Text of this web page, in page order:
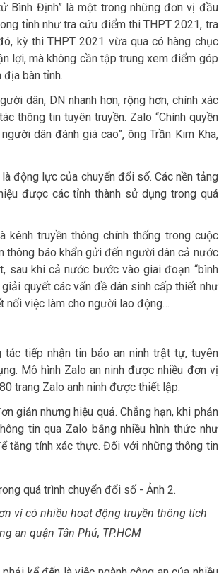
Bình Định” là một trong những đơn vị đầu
tỉnh như tra cứu điểm thi THPT 2021, tra
kỳ thi THPT 2021 vừa qua có hàng chục
lợi, mà không cần tập trung xem điểm góp
địa bàn tỉnh.
dân, DN nhanh hơn, rộng hơn, chính xác
thông tin tuyên truyền. Zalo “Chính quyền
dân đánh giá cao”, ông Trần Kim Kha,
động lực của chuyển đổi số. Các nền tảng
được các tỉnh thành sử dụng trong quá
truyền thông chính thống trong cuộc
thông báo khẩn gửi đến người dân cả nước
sau khi cả nước bước vào giai đoạn “bình
quyết các vấn đề dân sinh cấp thiết như
nối việc làm cho người lao động…
tiếp nhận tin báo an ninh trật tự, tuyên
Mô hình Zalo an ninh được nhiều đơn vị
trang Zalo anh ninh được thiết lập.
giản nhưng hiệu quả. Chẳng hạn, khi phản
tin qua Zalo bằng nhiều hình thức như
tăng tính xác thực. Đối với những thông tin
vị có nhiều hoạt động truyền thông tích
an quận Tân Phú, TP.HCM